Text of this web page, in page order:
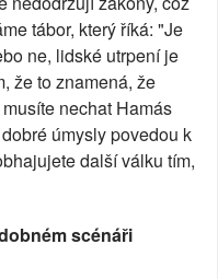
tábor, který říká: "Je
ne, lidské utrpení je
že to znamená, že
nechat Hamás
úmysly povedou k
další válku tím,
scénáři